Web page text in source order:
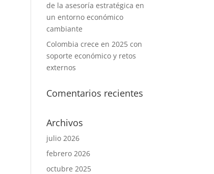
de la asesoría estratégica en
un entorno económico
cambiante
Colombia crece en 2025 con
soporte económico y retos
externos
Comentarios recientes
Archivos
julio 2026
febrero 2026
octubre 2025